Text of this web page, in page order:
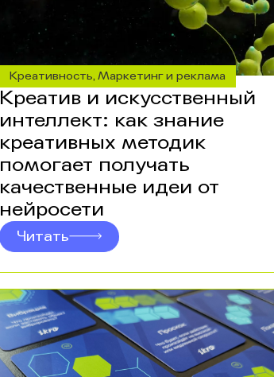
Креативность, Маркетинг и реклама
Креатив и искусственный
интеллект: как знание
креативных методик
помогает получать
качественные идеи от
нейросети
Читать